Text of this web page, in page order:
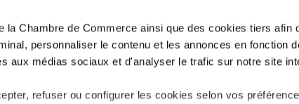
la Chambre de Commerce ainsi que des cookies tiers afin
personnaliser le contenu et les annonces en fonction
aux médias sociaux et d'analyser le trafic sur notre site
refuser ou configurer les cookies selon vos
Dass es doch noch am Donnerstagabend zu
kam, ist auch bei der Opposition positiv
stehen dennoch in der Kritik.
Am Ende ging es doch überraschend schnell mit